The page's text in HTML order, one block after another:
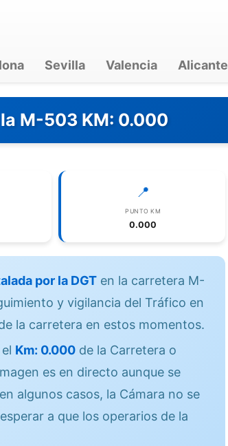
Sevilla Valencia Alicante
M-503 KM: 0.000
📍
PUNTO KM
0.000
por la DGT en la carretera M-
y vigilancia del Tráfico en
la carretera en estos momentos.
Km: 0.000 de la Carretera o
es en directo aunque se
algunos casos, la Cámara no se
a que los operarios de la